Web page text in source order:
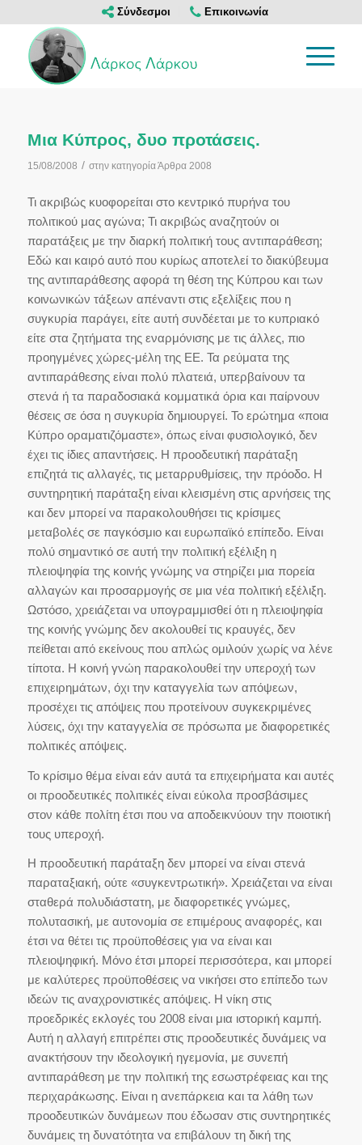
Σύνδεσμοι Επικοινωνία
Μια Κύπρος, δυο προτάσεις.
15/08/2008 / στην κατηγορίαΆρθρα 2008
Τι ακριβώς κυοφορείται στο κεντρικό πυρήνα του
πολιτικού μας αγώνα; Τι ακριβώς αναζητούν οι
παρατάξεις με την διαρκή πολιτική τους αντιπαράθεση;
Εδώ και καιρό αυτό που κυρίως αποτελεί το διακύβευμα
της αντιπαράθεσης αφορά τη θέση της Κύπρου και των
κοινωνικών τάξεων απέναντι στις εξελίξεις που η
συγκυρία παράγει, είτε αυτή συνδέεται με το κυπριακό
είτε στα ζητήματα της εναρμόνισης με τις άλλες, πιο
προηγμένες χώρες-μέλη της ΕΕ. Τα ρεύματα της
αντιπαράθεσης είναι πολύ πλατειά, υπερβαίνουν τα
στενά ή τα παραδοσιακά κομματικά όρια και παίρνουν
θέσεις σε όσα η συγκυρία δημιουργεί. Το ερώτημα «ποια
Κύπρο οραματιζόμαστε», όπως είναι φυσιολογικό, δεν
έχει τις ίδιες απαντήσεις. Η προοδευτική παράταξη
επιζητά τις αλλαγές, τις μεταρρυθμίσεις, την πρόοδο. Η
συντηρητική παράταξη είναι κλεισμένη στις αρνήσεις της
και δεν μπορεί να παρακολουθήσει τις κρίσιμες
μεταβολές σε παγκόσμιο και ευρωπαϊκό επίπεδο. Είναι
πολύ σημαντικό σε αυτή την πολιτική εξέλιξη η
πλειοψηφία της κοινής γνώμης να στηρίζει μια πορεία
αλλαγών και προσαρμογής σε μια νέα πολιτική εξέλιξη.
Ωστόσο, χρειάζεται να υπογραμμισθεί ότι η πλειοψηφία
της κοινής γνώμης δεν ακολουθεί τις κραυγές, δεν
πείθεται από εκείνους που απλώς ομιλούν χωρίς να λένε
τίποτα. Η κοινή γνώη παρακολουθεί την υπεροχή των
επιχειρημάτων, όχι την καταγγελία των απόψεων,
προσέχει τις απόψεις που προτείνουν συγκεκριμένες
λύσεις, όχι την καταγγελία σε πρόσωπα με διαφορετικές
πολιτικές απόψεις.
Το κρίσιμο θέμα είναι εάν αυτά τα επιχειρήματα και αυτές
οι προοδευτικές πολιτικές είναι εύκολα προσβάσιμες
στον κάθε πολίτη έτσι που να αποδεικνύουν την ποιοτική
τους υπεροχή.
Η προοδευτική παράταξη δεν μπορεί να είναι στενά
παραταξιακή, ούτε «συγκεντρωτική». Χρειάζεται να είναι
σταθερά πολυδιάστατη, με διαφορετικές γνώμες,
πολυτασική, με αυτονομία σε επιμέρους αναφορές, και
έτσι να θέτει τις προϋποθέσεις για να είναι και
πλειοψηφική. Μόνο έτσι μπορεί περισσότερα, και μπορεί
με καλύτερες προϋποθέσεις να νικήσει στο επίπεδο των
ιδεών τις αναχρονιστικές απόψεις. Η νίκη στις
προεδρικές εκλογές του 2008 είναι μια ιστορική καμπή.
Αυτή η αλλαγή επιτρέπει στις προοδευτικές δυνάμεις να
ανακτήσουν την ιδεολογική ηγεμονία, με συνεπή
αντιπαράθεση με την πολιτική της εσωστρέφειας και της
περιχαράκωσης. Είναι η ανεπάρκεια και τα λάθη των
προοδευτικών δυνάμεων που έδωσαν στις συντηρητικές
δυνάμεις τη δυνατότητα να επιβάλουν τη δική της